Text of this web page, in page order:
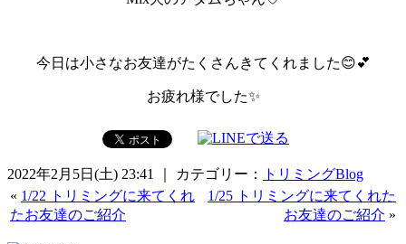
今日は小さなお友達がたくさんきてくれました😊💕
お疲れ様でした✨
2022年2月5日(土) 23:41 ｜ カテゴリー：
トリミングBlog
« 1/22 トリミングに来てくれ
たお友達のご紹介
1/25 トリミングに来てくれた
お友達のご紹介 »